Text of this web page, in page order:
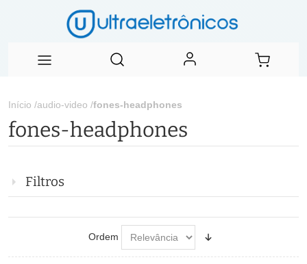
Início /audio-video /fones-headphones
fones-headphones
Filtros
Ordem